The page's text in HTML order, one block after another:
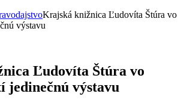
Krajská knižnica Ľudovíta Štúra vo
výstavu
Ľudovíta Štúra vo
jedinečnú výstavu